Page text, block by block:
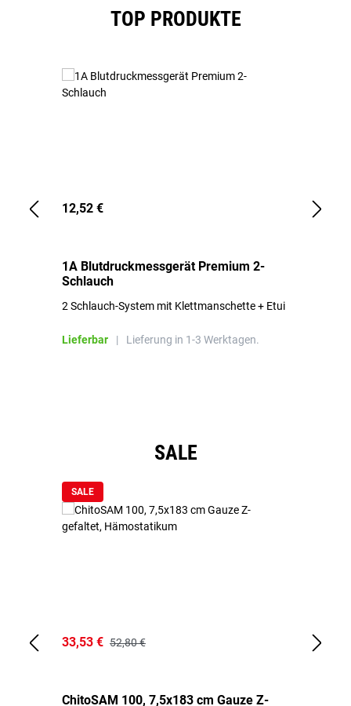
TOP PRODUKTE
12,52 €
1A Blutdruckmessgerät Premium 2-
Schlauch
2 Schlauch-System mit Klettmanschette + Etui
Lieferbar | Lieferung in 1-3 Werktagen.
SALE
SALE
33,53 € 52,80 €
ChitoSAM 100, 7,5x183 cm Gauze Z-